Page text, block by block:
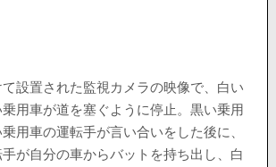
設置された監視カメラの映像で、白い
用車が道を塞ぐように停止。黒い乗用
用車の運転手が言い合いをした後に、
が自分の車からバットを持ち出し、白